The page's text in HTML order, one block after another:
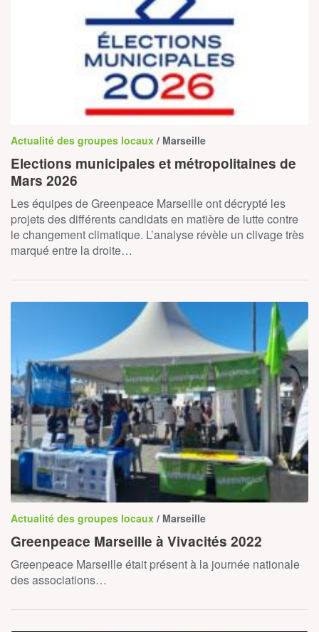
Actualité des groupes locaux / Marseille
Elections municipales et métropolitaines de
Mars 2026
Les équipes de Greenpeace Marseille ont décrypté les
projets des différents candidats en matière de lutte contre
le changement climatique. L’analyse révèle un clivage très
marqué entre la droite…
Actualité des groupes locaux / Marseille
Greenpeace Marseille à Vivacités 2022
Greenpeace Marseille était présent à la journée nationale
des associations…